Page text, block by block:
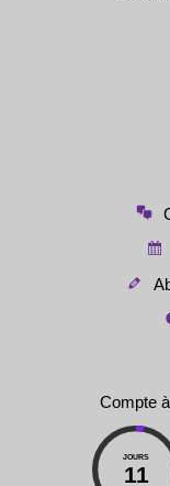
Compte
JOURS
11